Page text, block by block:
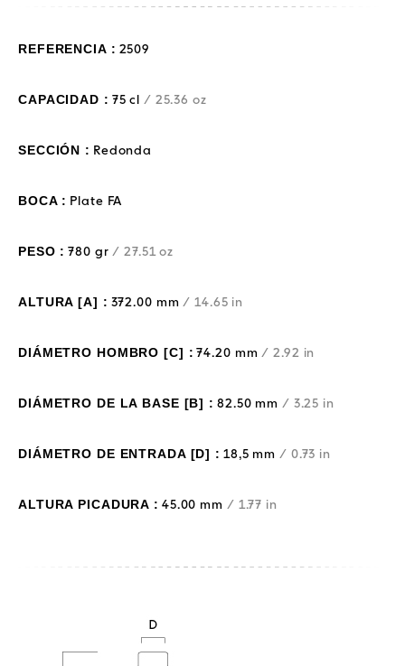
REFERENCIA : 2509
CAPACIDAD : 75 cl / 25.36 oz
SECCIÓN : Redonda
BOCA : Plate FA
PESO : 780 gr / 27.51 oz
ALTURA [A] : 372.00 mm / 14.65 in
DIÁMETRO HOMBRO [C] : 74.20 mm/ 2.92 in
DIÁMETRO DE LA BASE [B] : 82.50 mm / 3.25 in
DIÁMETRO DE ENTRADA [D] : 18,5 mm / 0.73 in
ALTURA PICADURA : 45.00 mm / 1.77 in